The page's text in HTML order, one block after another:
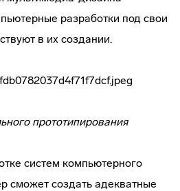
разработки под свои
в их создании.
прототипирования
систем компьютерного
сможет создать адекватные